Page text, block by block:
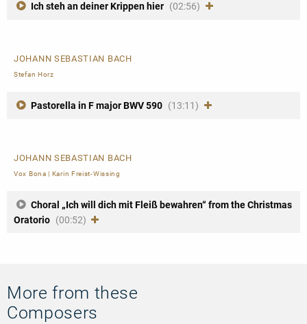
Ich steh an deiner Krippen hier (02:56)
JOHANN SEBASTIAN BACH
Stefan Horz
Pastorella in F major BWV 590 (13:11)
JOHANN SEBASTIAN BACH
Vox Bona Karin Freist-Wissing
Choral „Ich will dich mit Fleiß bewahren“ from the Christmas
Oratorio (00:52)
More from these
Composers